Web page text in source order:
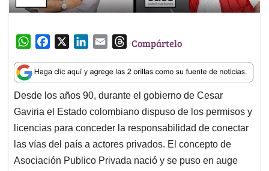
W
a
t
s
A
p
p
c
e
b
o
o
k
n
k
e
d
I
n
a
i
l
T
r
e
a
d
s
Compártelo
Desde los años 90, durante el gobierno de Cesar
Gaviria el Estado colombiano dispuso de los permisos y
licencias para conceder la responsabilidad de conectar
las vías del país a actores privados. El concepto de
Asociación Publico Privada nació y se puso en auge